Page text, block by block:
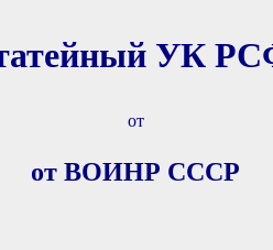
УК
от
от ВОИНР СССР